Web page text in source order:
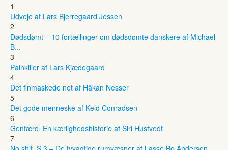
1
Udveje af Lars Bjerregaard Jessen
2
Dødsdømt – 10 fortællinger om dødsdømte danskere af Michael
B...
3
Painkiller af Lars Kjædegaard
4
Det finmaskede net af Håkan Nesser
5
Det gode menneske af Keld Conradsen
6
Genfærd. En kærlighedshistorie af Siri Hustvedt
7